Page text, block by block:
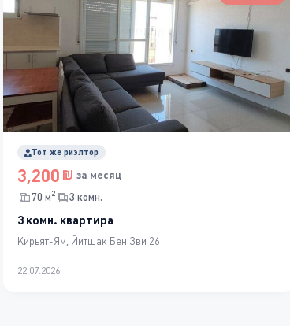
Тот же риэлтор
3,200
за месяц
70 м2 3 комн.
3 комн. квартира
Кирьят-Ям, Йитшак Бен Зви 26
22.07.2026